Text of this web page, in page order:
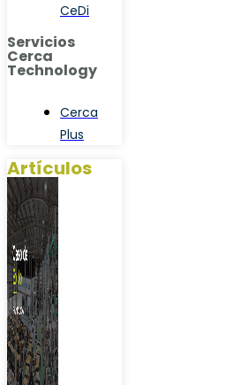
CeDi
Servicios
Cerca
Technology
Cerca
Plus
Artículos